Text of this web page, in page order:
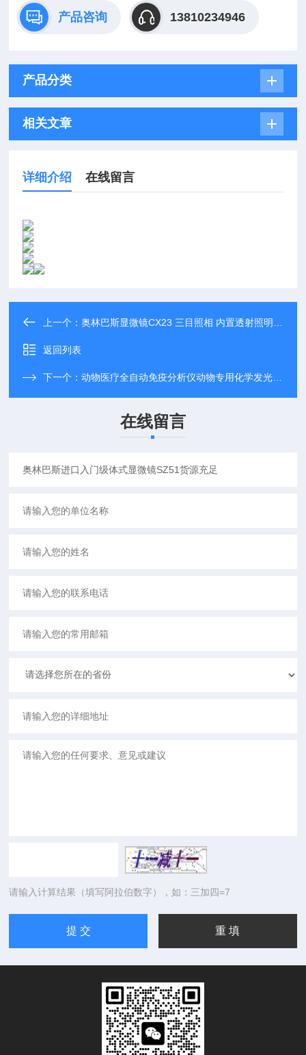
产品咨询 13810234946
产品分类
相关文章
详细介绍 在线留言
上一个：奥林巴斯显微镜CX23 三目照相 内置透射照明系统 全国代理现货销售
返回列表
下一个：动物医疗全自动免疫分析仪动物专用化学发光检测仪
在线留言
请输入计算结果（填写阿拉伯数字），如：三加四=7